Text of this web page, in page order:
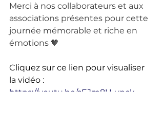
Merci à nos collaborateurs et aux
associations présentes pour cette
journée mémorable et riche en
émotions 🧡
Cliquez sur ce lien pour visualiser
la vidéo :
https://youtu.be/sEJm8U-vpck